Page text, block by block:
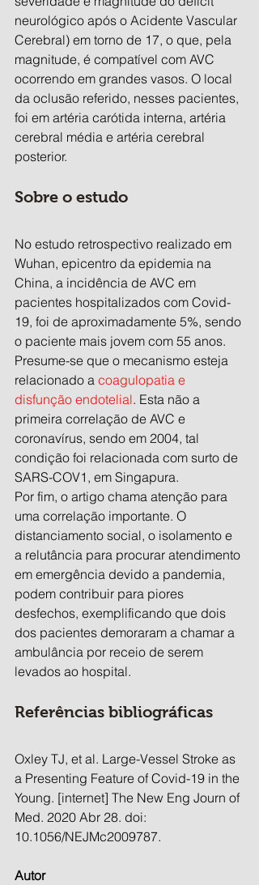
neurológico após o Acidente Vascular
Cerebral) em torno de 17, o que, pela
magnitude, é compatível com AVC
ocorrendo em grandes vasos. O local
da oclusão referido, nesses pacientes,
foi em artéria carótida interna, artéria
cerebral média e artéria cerebral
posterior.
Sobre o estudo
No estudo retrospectivo realizado em
Wuhan, epicentro da epidemia na
China, a incidência de AVC em
pacientes hospitalizados com Covid-
19, foi de aproximadamente 5%, sendo
o paciente mais jovem com 55 anos.
Presume-se que o mecanismo esteja
relacionado a coagulopatia e
disfunção endotelial. Esta não a
primeira correlação de AVC e
coronavírus, sendo em 2004, tal
condição foi relacionada com surto de
SARS-COV1, em Singapura.
Por fim, o artigo chama atenção para
uma correlação importante. O
distanciamento social, o isolamento e
a relutância para procurar atendimento
em emergência devido a pandemia,
podem contribuir para piores
desfechos, exemplificando que dois
dos pacientes demoraram a chamar a
ambulância por receio de serem
levados ao hospital.
Referências bibliográficas
Oxley TJ, et al. Large-Vessel Stroke as
a Presenting Feature of Covid-19 in the
Young. [internet] The New Eng Journ of
Med. 2020 Abr 28. doi:
10.1056/NEJMc2009787.
Autor